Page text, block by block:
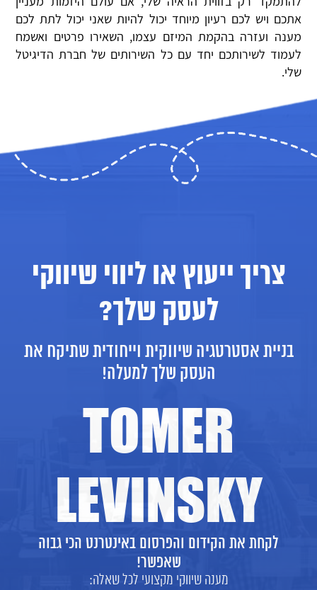
אתכם ויש לכם רעיון מיוחד יכול להיות שאני יכול לתת לכם
מענה ועזרה בהקמת המיזם עצמו, השאירו פרטים ואשמח
לעמוד לשירותכם יחד עם כל השירותים של חברת הדיגיטל
שלי.
צריך ייעוץ או ליווי שיווקי
לעסק שלך?
בניית אסטרטגיה שיווקית וייחודית שתיקח את
העסק שלך למעלה!
TOMER
LEVINSKY
לקחת את הקידום והפרסום באינטרנט הכי גבוה
שאפשר!
מענה שיווקי מקצועי לכל שאלה: